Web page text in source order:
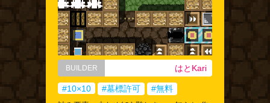
BUILDER はとKari
#10×10 #墓標許可 #無料